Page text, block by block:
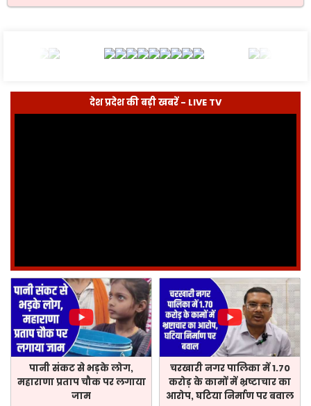
देश प्रदेश की बड़ी खबरें - LIVE TV
पानी संकट से भड़के लोग,
महाराणा प्रताप चौक पर लगाया
जाम
चरखारी नगर पालिका में 1.70
करोड़ के कामों में भ्रष्टाचार का
आरोप, घटिया निर्माण पर बवाल